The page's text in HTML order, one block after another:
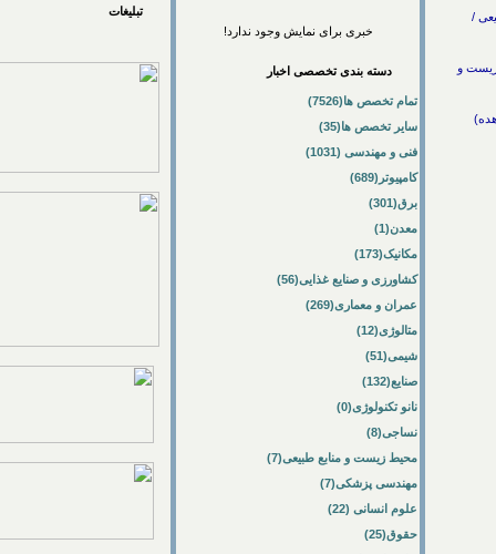
زیست و
خبری برای نمایش وجود ندارد!
دسته بندی تخصصی اخبار
تمام تخصص ها(7526)
سایر تخصص ها(35)
فنی و مهندسی (1031)
کامپیوتر(689)
برق(301)
معدن(1)
مکانیک(173)
کشاورزی و صنایع غذایی(56)
عمران و معماری(269)
متالوژی(12)
شیمی(51)
صنایع(132)
نانو تکنولوژی(0)
نساجی(8)
محیط زیست و منابع طبیعی(7)
مهندسی پزشکی(7)
علوم انسانی (22)
حقوق(25)
تبلیغات